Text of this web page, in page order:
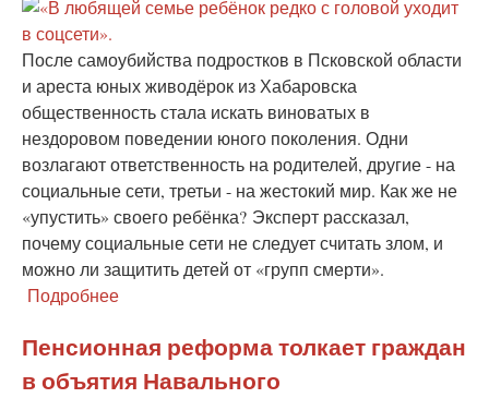
После самоубийства подростков в Псковской области
и ареста юных живодёрок из Хабаровска
общественность стала искать виноватых в
нездоровом поведении юного поколения. Одни
возлагают ответственность на родителей, другие - на
социальные сети, третьи - на жестокий мир. Как же не
«упустить» своего ребёнка? Эксперт рассказал,
почему социальные сети не следует считать злом, и
можно ли защитить детей от «групп смерти».
Подробнее
всё
невозможно».
Психиатр
Пенсионная реформа толкает граждан
в объятия Навального